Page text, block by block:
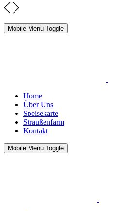
Mobile Menu Toggle
Home
Über Uns
Speisekarte
Straußenfarm
Kontakt
Mobile Menu Toggle